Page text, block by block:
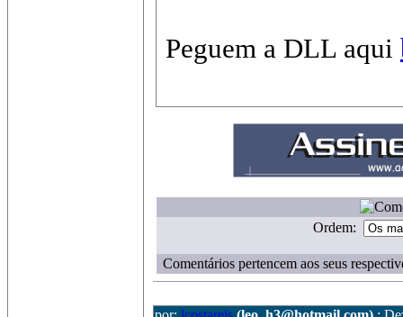
Peguem a DLL aqui
Ordem:
Comentários pertencem aos seus